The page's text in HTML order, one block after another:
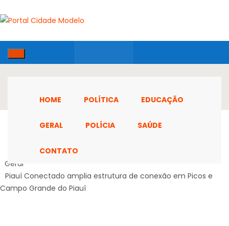
HOME POLÍTICA EDUCAÇÃO
GERAL POLÍCIA SAÚDE
CONTATO
Geral
Piauí Conectado amplia estrutura de conexão em Picos e
Campo Grande do Piauí